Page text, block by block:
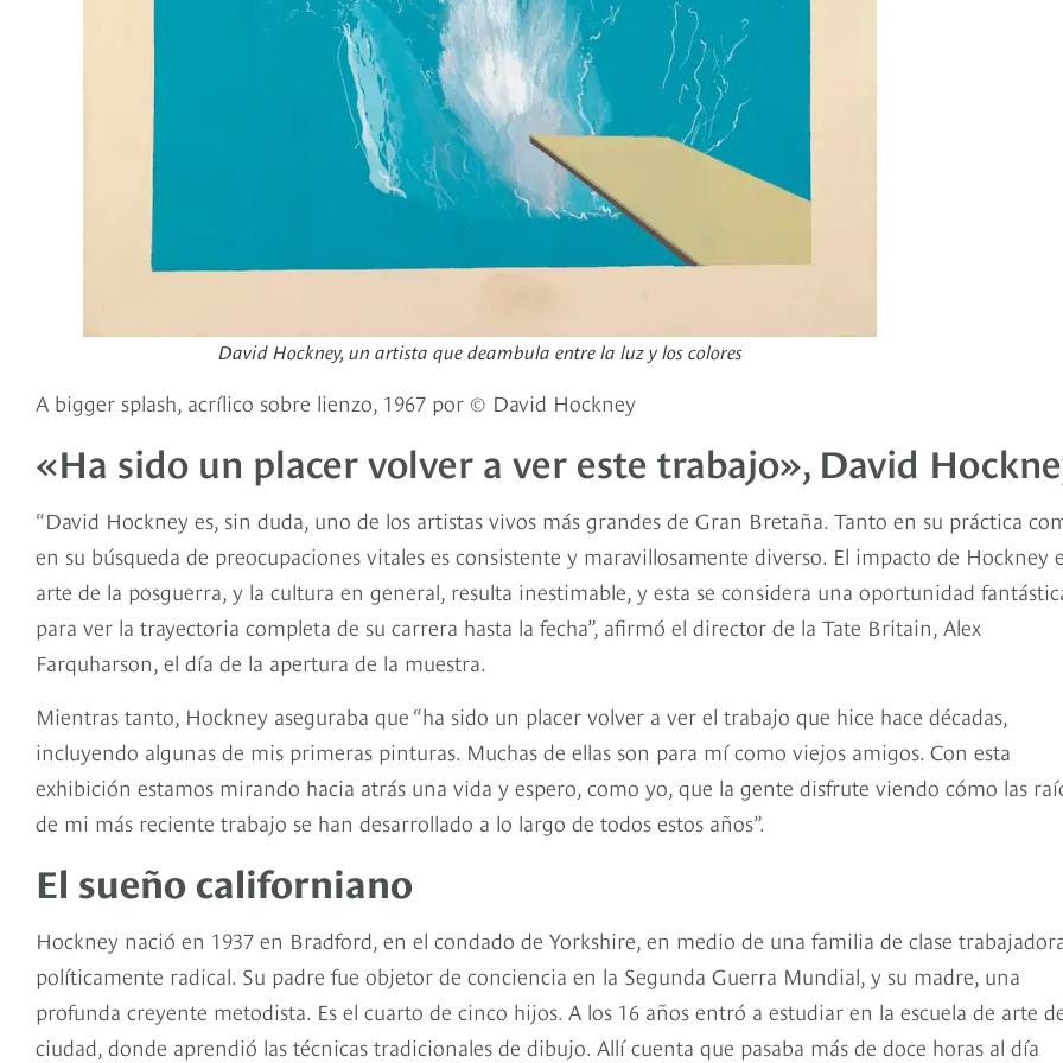
David Hockney, un artista que deambula entre la luz y los colores
A bigger splash, acrílico sobre lienzo, 1967 por © David Hockney
«Ha sido un placer volver a ver este trabajo», David
“David Hockney es, sin duda, uno de los artistas vivos más grandes de Gran Bretaña. Tanto en su práctica
en su búsqueda de preocupaciones vitales es consistente y maravillosamente diverso. El impacto de Hockney
arte de la posguerra, y la cultura en general, resulta inestimable, y esta se considera una oportunidad
para ver la trayectoria completa de su carrera hasta la fecha”, afirmó el director de la Tate Britain, Alex
Farquharson, el día de la apertura de la muestra.
Mientras tanto, Hockney aseguraba que “ha sido un placer volver a ver el trabajo que hice hace décadas,
incluyendo algunas de mis primeras pinturas. Muchas de ellas son para mí como viejos amigos. Con esta
exhibición estamos mirando hacia atrás una vida y espero, como yo, que la gente disfrute viendo cómo las
de mi más reciente trabajo se han desarrollado a lo largo de todos estos años”.
El sueño californiano
Hockney nació en 1937 en Bradford, en el condado de Yorkshire, en medio de una familia de clase
políticamente radical. Su padre fue objetor de conciencia en la Segunda Guerra Mundial, y su madre, una
profunda creyente metodista. Es el cuarto de cinco hijos. A los 16 años entró a estudiar en la escuela de arte
ciudad, donde aprendió las técnicas tradicionales de dibujo. Allí cuenta que pasaba más de doce horas al día